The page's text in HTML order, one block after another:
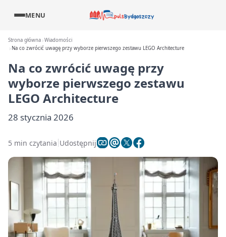
MENU
Strona główna Wiadomości
Na co zwrócić uwagę przy wyborze pierwszego zestawu LEGO Architecture
Na co zwrócić uwagę przy
wyborze pierwszego zestawu
LEGO Architecture
28 stycznia 2026
5 min czytania Udostępnij